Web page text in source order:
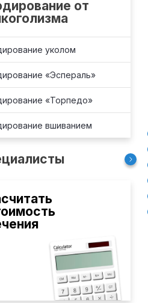
от
уколом
«Эспераль»
«Торпедо»
вшиванием